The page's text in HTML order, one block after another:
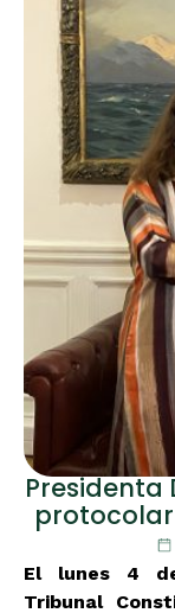
Presidenta
El lunes 4
Tribunal